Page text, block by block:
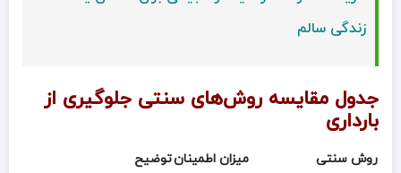
زندگی سالم
جدول مقایسه روش‌های سنتی جلوگیری از
بارداری
روش سنتی میزان اطمینانتوضیح